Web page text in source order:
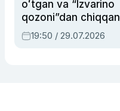
oʻtgan va “Izvarino
qozoni”dan chiqqan
qahramon — Ukraina
armiyasi bosh
19:50 / 29.07.2026